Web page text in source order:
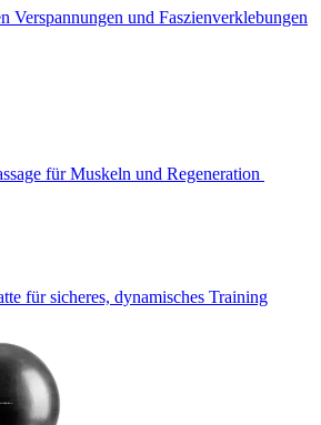
Verspannungen und Faszienverklebungen
für Muskeln und Regeneration
für sicheres, dynamisches Training